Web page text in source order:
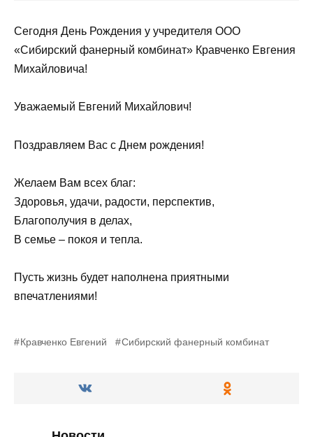
Сегодня День Рождения у учредителя ООО
«Сибирский фанерный комбинат» Кравченко Евгения
Михайловича!
Уважаемый Евгений Михайлович!
Поздравляем Вас с Днем рождения!
Желаем Вам всех благ:
Здоровья, удачи, радости, перспектив,
Благополучия в делах,
В семье – покоя и тепла.
Пусть жизнь будет наполнена приятными
впечатлениями!
Кравченко Евгений Сибирский фанерный комбинат